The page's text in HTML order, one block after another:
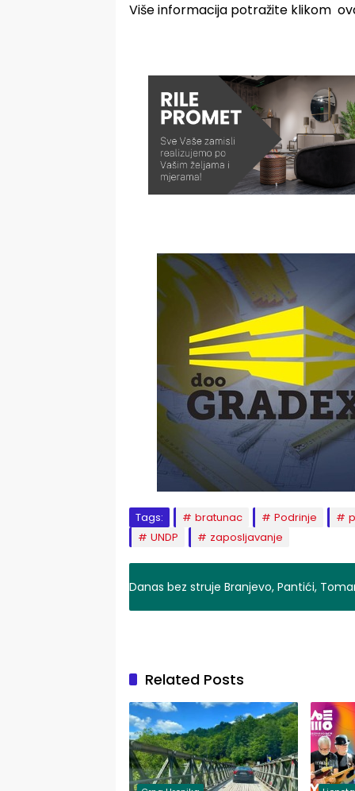
Više informacija potražite klikom
Tags: bratunac Podrinje
UNDP
zaposljavanje
Danas bez struje Branjevo, Pantići,
Related Posts